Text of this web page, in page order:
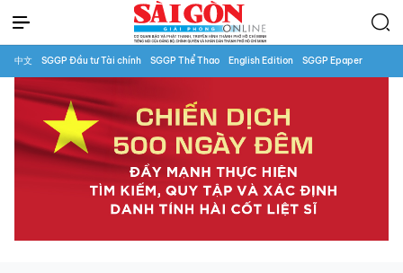
中文 SGGP Đầu tư Tài chính SGGP Thể Thao English Edition SGGP Epaper